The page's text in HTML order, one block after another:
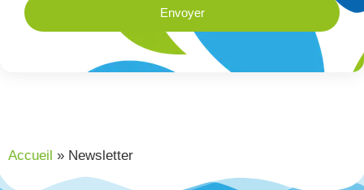
Envoyer
Accueil » Newsletter